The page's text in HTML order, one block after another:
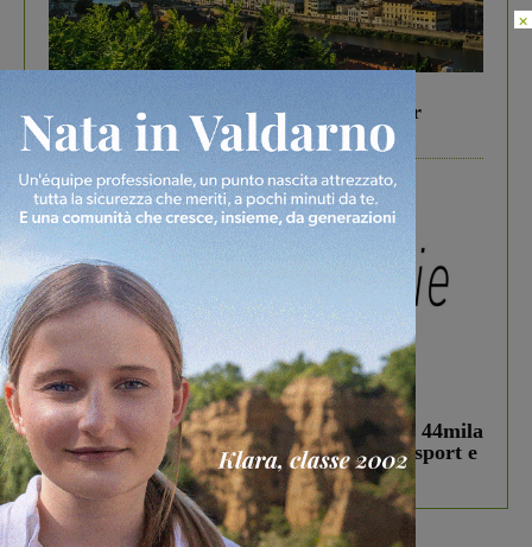
Gita di famiglia a Firenze: 5 idee per far
divertire i tuoi figli
In vetrina 3 Agosto 2026
Estra Notizie agosto: Smart Cities, oltre 44mila
studenti coinvolti, torna il bando per lo sport e
debutta il podcast Estrair
×